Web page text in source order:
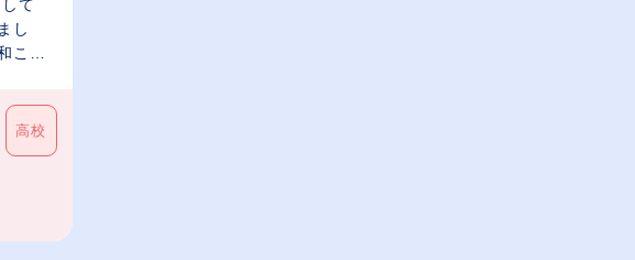
て
し
こ
高校